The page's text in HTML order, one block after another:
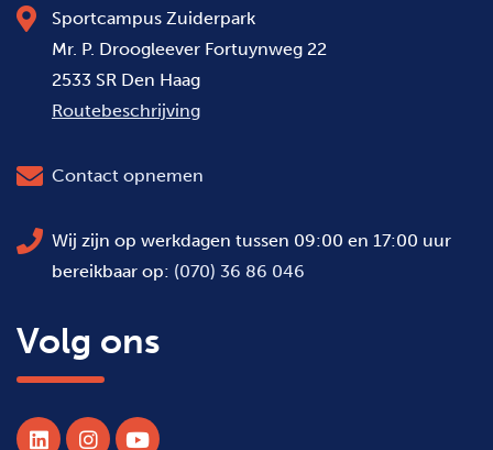
Sportcampus Zuiderpark
Mr. P. Droogleever Fortuynweg 22
2533 SR Den Haag
Routebeschrijving
Contact opnemen
Wij zijn op werkdagen tussen 09:00 en 17:00 uur
bereikbaar op: (070) 36 86 046
Volg ons